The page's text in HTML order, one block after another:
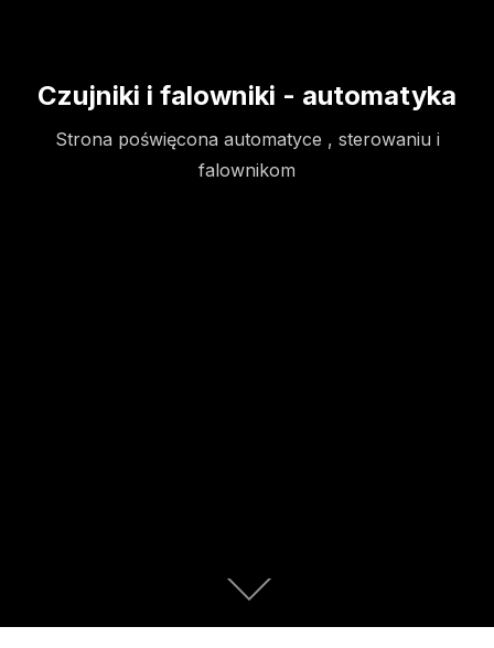
Czujniki i falowniki - automatyka
Strona poświęcona automatyce , sterowaniu i
falownikom
Scroll
down